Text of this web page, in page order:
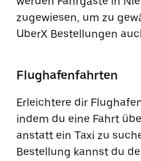
zugewiesen, um zu
UberX Bestellungen
Flughafenfahrten
Erleichtere dir
indem du eine Fahrt
anstatt ein Taxi zu
Bestellung kannst du